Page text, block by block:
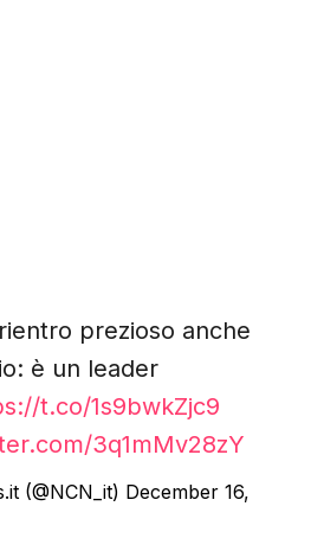
prezioso anche
è un leader
t.co/1s9bwkZjc9
3q1mMv28zY
(@NCN_it) December 16,